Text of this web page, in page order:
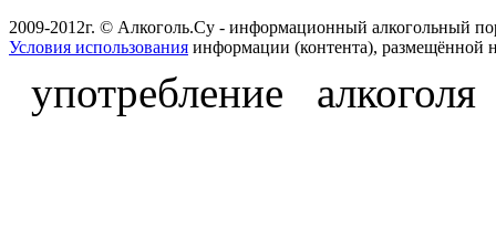
2009-2012г. © Алкоголь.Су - информационный алкогольный
Условия использования информации (контента), размещённой
употребление